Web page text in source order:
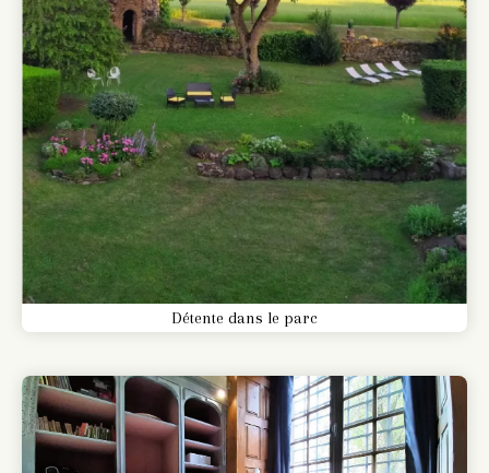
Détente dans le parc